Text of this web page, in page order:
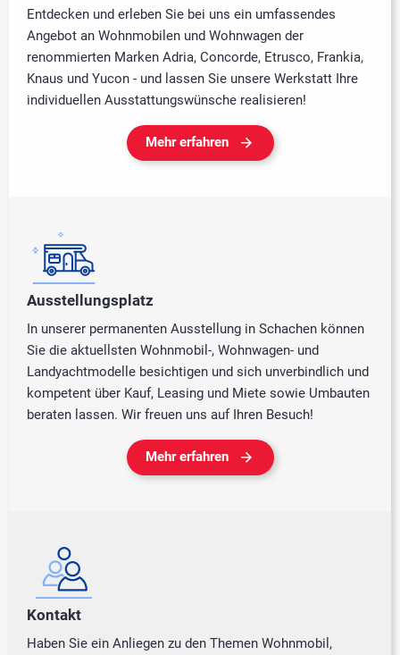
Entdecken und erleben Sie bei uns ein umfassendes
Angebot an Wohnmobilen und Wohnwagen der
renommierten Marken Adria, Concorde, Etrusco, Frankia,
Knaus und Yucon - und lassen Sie unsere Werkstatt Ihre
individuellen Ausstattungswünsche realisieren!
Mehr erfahren
Ausstellungsplatz
In unserer permanenten Ausstellung in Schachen können
Sie die aktuellsten Wohnmobil-, Wohnwagen- und
Landyachtmodelle besichtigen und sich unverbindlich und
kompetent über Kauf, Leasing und Miete sowie Umbauten
beraten lassen. Wir freuen uns auf Ihren Besuch!
Mehr erfahren
Kontakt
Haben Sie ein Anliegen zu den Themen Wohnmobil,